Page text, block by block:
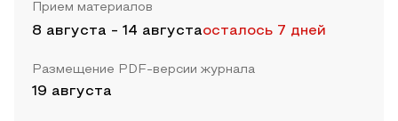
Прием материалов
8 августа - 14 августаосталось 7 дней
Размещение PDF-версии журнала
19 августа